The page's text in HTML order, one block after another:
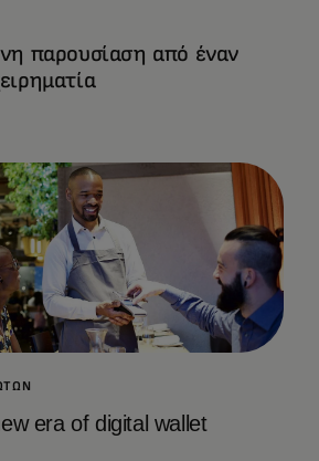
παρουσίαση από έναν
era of digital wallet